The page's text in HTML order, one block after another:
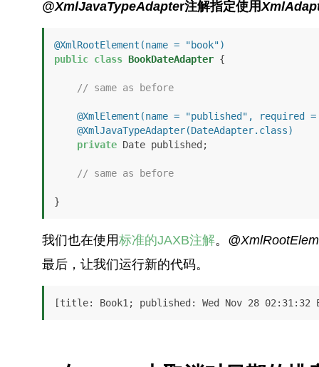
@XmlJavaTypeAdapter注解指定使用
@XmlRootElement(name = "book")
public class BookDateAdapter {
// same as before
@XmlElement(name = "published", required
@XmlJavaTypeAdapter(DateAdapter.class)
private Date published;
// same as before
}
我们也在使用标准的JAXB注解。
最后，让我们运行新的代码。
[title: Book1; published: Wed Nov 28 02:31:32